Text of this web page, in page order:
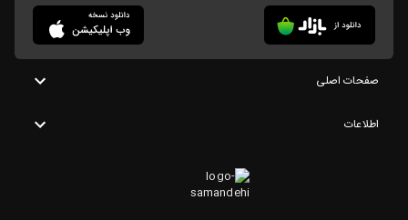
صفحات اصلی
اطلاعات